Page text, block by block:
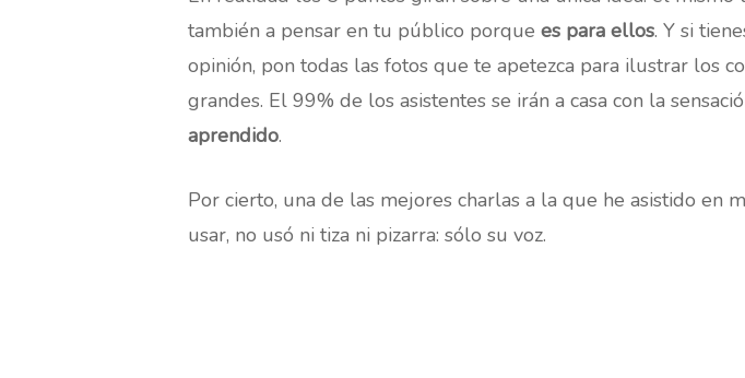
también a pensar en tu público porque es para ellos. Y si
opinión, pon todas las fotos que te apetezca para ilustrar los
grandes. El 99% de los asistentes se irán a casa con la
aprendido.
Por cierto, una de las mejores charlas a la que he asistido en
usar, no usó ni tiza ni pizarra: sólo su voz.